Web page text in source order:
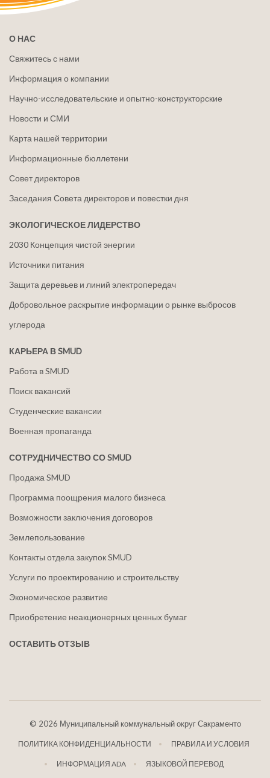
О НАС
Свяжитесь с нами
Информация о компании
Научно-исследовательские и опытно-конструкторские
Новости и СМИ
Карта нашей территории
Информационные бюллетени
Совет директоров
Заседания Совета директоров и повестки дня
ЭКОЛОГИЧЕСКОЕ ЛИДЕРСТВО
2030 Концепция чистой энергии
Источники питания
Защита деревьев и линий электропередач
Добровольное раскрытие информации о рынке выбросов
углерода
КАРЬЕРА В SMUD
Работа в SMUD
Поиск вакансий
Студенческие вакансии
Военная пропаганда
СОТРУДНИЧЕСТВО СО SMUD
Продажа SMUD
Программа поощрения малого бизнеса
Возможности заключения договоров
Землепользование
Контакты отдела закупок SMUD
Услуги по проектированию и строительству
Экономическое развитие
Приобретение неакционерных ценных бумаг
ОСТАВИТЬ ОТЗЫВ
© 2026 Муниципальный коммунальный округ Сакраменто
ПОЛИТИКА КОНФИДЕНЦИАЛЬНОСТИ ПРАВИЛА И УСЛОВИЯ
ИНФОРМАЦИЯ ADA ЯЗЫКОВОЙ ПЕРЕВОД